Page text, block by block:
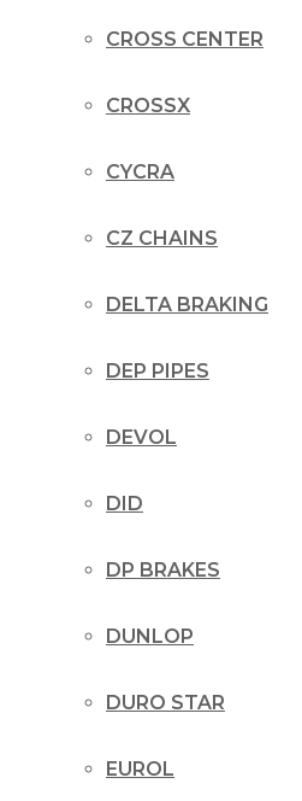
CROSS CENTER
CROSSX
CYCRA
CZ CHAINS
DELTA BRAKING
DEP PIPES
DEVOL
DID
DP BRAKES
DUNLOP
DURO STAR
EUROL